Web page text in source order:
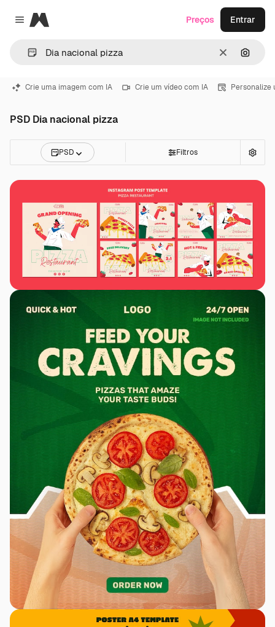
Close menu
Magnific
Limpar
Preços Entrar
Crie uma imagem com IA Crie um vídeo com IA Personalize
PSD Dia nacional pizza
PSD Filtros